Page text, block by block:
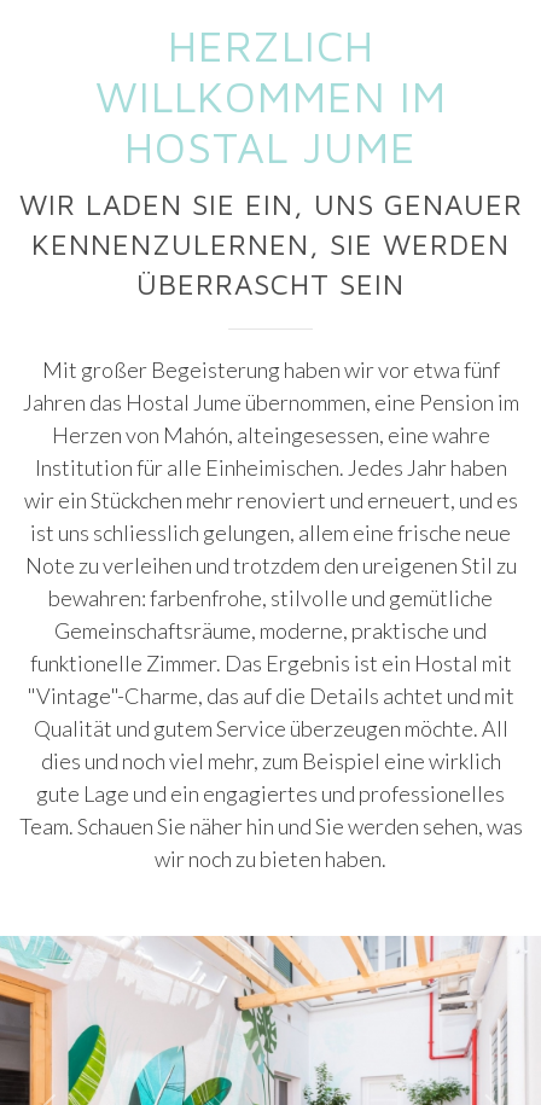
HERZLICH
WILLKOMMEN IM
HOSTAL JUME
WIR LADEN SIE EIN, UNS GENAUER
KENNENZULERNEN, SIE WERDEN
ÜBERRASCHT SEIN
Mit großer Begeisterung haben wir vor etwa fünf
Jahren das Hostal Jume übernommen, eine Pension im
Herzen von Mahón, alteingesessen, eine wahre
Institution für alle Einheimischen. Jedes Jahr haben
wir ein Stückchen mehr renoviert und erneuert, und es
ist uns schliesslich gelungen, allem eine frische neue
Note zu verleihen und trotzdem den ureigenen Stil zu
bewahren: farbenfrohe, stilvolle und gemütliche
Gemeinschaftsräume, moderne, praktische und
funktionelle Zimmer. Das Ergebnis ist ein Hostal mit
"Vintage"-Charme, das auf die Details achtet und mit
Qualität und gutem Service überzeugen möchte. All
dies und noch viel mehr, zum Beispiel eine wirklich
gute Lage und ein engagiertes und professionelles
Team. Schauen Sie näher hin und Sie werden sehen, was
wir noch zu bieten haben.